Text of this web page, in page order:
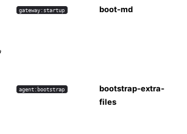
boot-md
gateway:startup
bootstrap-extra-
files
agent:bootstrap